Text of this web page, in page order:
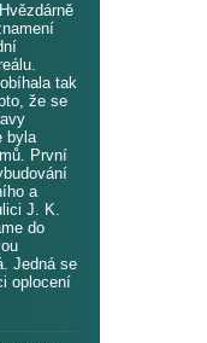
tak
že se
byla
První
a
J. K.
do
Jedná se
oplocení